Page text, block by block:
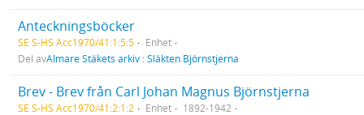
Anteckningsböcker
SE S-HS Acc1970/41:1:5:5
Enhet
Del avAlmare Stäkets arkiv : Släkten Björnstjerna
Brev - Brev från Carl Johan Magnus Björnstjerna
SE S-HS Acc1970/41:2:1:2 Enhet
1892-1942